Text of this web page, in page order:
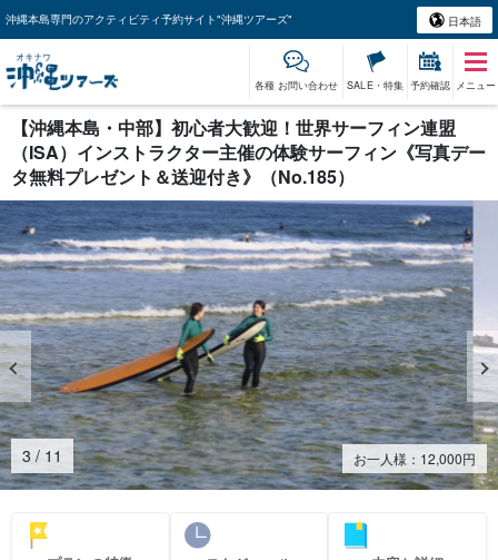
沖縄本島専門のアクティビティ予約サイト"沖縄ツアーズ" 日本語
各種 お問い合わせ SALE・特集 予約確認 メニュー
【沖縄本島・中部】初心者大歓迎！世界サーフィン連盟
（ISA）インストラクター主催の体験サーフィン《写真デー
タ無料プレゼント＆送迎付き》（No.185）
4 / 11 お一人様： 12,000円